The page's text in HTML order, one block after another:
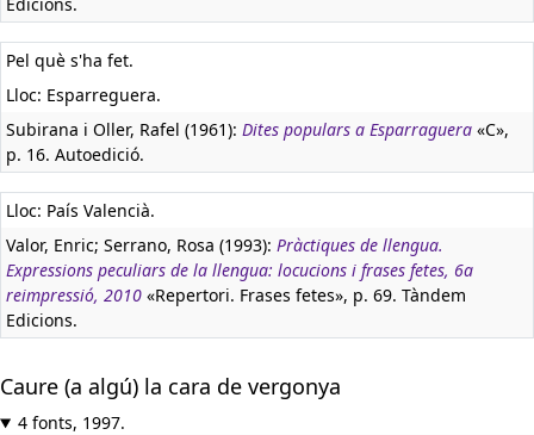
Pel què s'ha fet.
Lloc: Esparreguera.
Subirana i Oller, Rafel (1961): Dites populars a Esparraguera «C»,
p. 16. Autoedició.
Lloc: País Valencià.
Valor, Enric; Serrano, Rosa (1993): Pràctiques de llengua.
Expressions peculiars de la llengua: locucions i frases fetes, 6a
reimpressió, 2010 «Repertori. Frases fetes», p. 69. Tàndem
Edicions.
Caure (a algú) la cara de vergonya
4 fonts, 1997.